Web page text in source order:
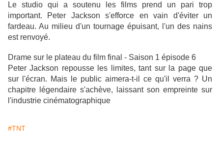
Le studio qui a soutenu les films prend un pari trop
important. Peter Jackson s'efforce en vain d'éviter un
fardeau. Au milieu d'un tournage épuisant, l'un des nains
est renvoyé.
Drame sur le plateau du film final - Saison 1 épisode 6
Peter Jackson repousse les limites, tant sur la page que
sur l'écran. Mais le public aimera-t-il ce qu'il verra ? Un
chapitre légendaire s'achève, laissant son empreinte sur
l'industrie cinématographique
#TNT